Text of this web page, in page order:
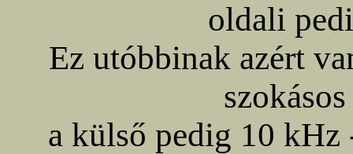
oldali
Ez utóbbinak azért
a külső pedig 10